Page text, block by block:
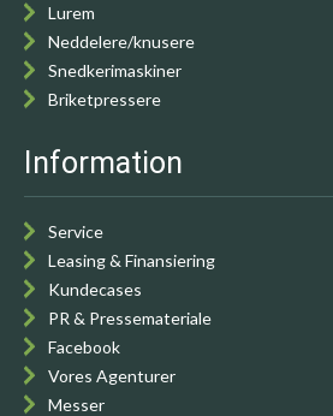
Lurem
Neddelere/knusere
Snedkerimaskiner
Briketpressere
Information
Service
Leasing & Finansiering
Kundecases
PR & Pressemateriale
Facebook
Vores Agenturer
Messer